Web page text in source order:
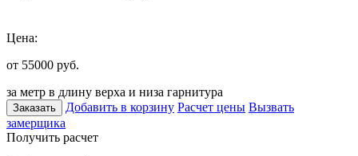
Цена:
от 55000 руб.
за метр в длину верха и низа гарнитура
Заказать Добавить в корзину Расчет цены Вызвать
замерщика
Получить расчет